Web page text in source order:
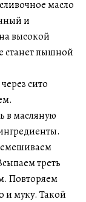
масло
и
высокой
станет пышной
сито
в масляную
треть
Повторяем
и муку. Такой